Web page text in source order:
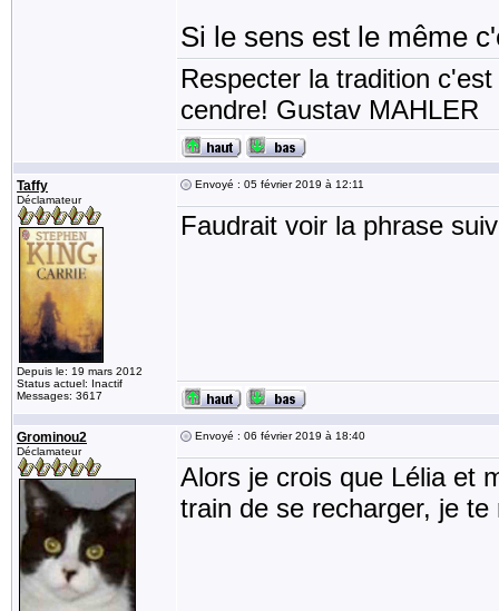
Si le sens est le même
Respecter la tradition
cendre! Gustav MAHLER
Taffy
Déclamateur
Depuis le: 19 mars 2012
Status actuel: Inactif
Messages: 3617
Envoyé : 05 février 2019 à 12:11
Faudrait voir la phrase
Grominou2
Déclamateur
Envoyé : 06 février 2019 à 18:40
Alors je crois que Lélia et
train de se recharger, je